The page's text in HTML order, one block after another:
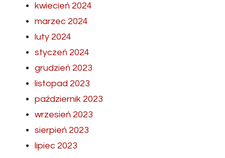
kwiecień 2024
marzec 2024
luty 2024
styczeń 2024
grudzień 2023
listopad 2023
październik 2023
wrzesień 2023
sierpień 2023
lipiec 2023